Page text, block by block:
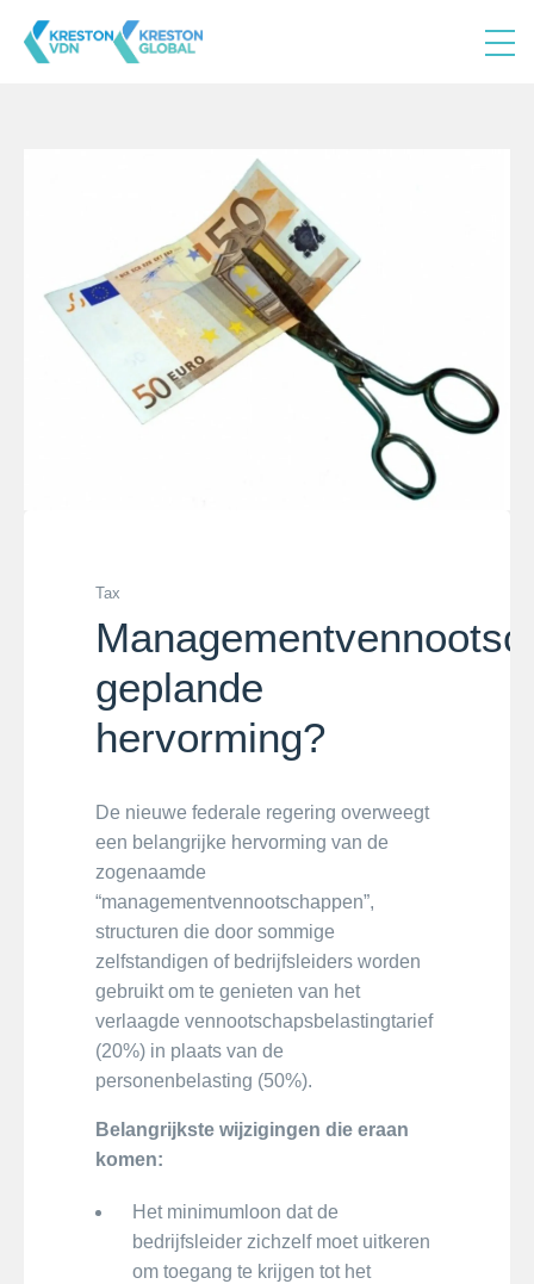
Tax
geplande
hervorming?
De nieuwe federale regering overweegt
een belangrijke hervorming van de
zogenaamde
“managementvennootschappen”,
structuren die door sommige
zelfstandigen of bedrijfsleiders worden
gebruikt om te genieten van het
verlaagde vennootschapsbelastingtarief
(20%) in plaats van de
personenbelasting (50%).
Belangrijkste wijzigingen die eraan
komen:
Het minimumloon dat de
bedrijfsleider zichzelf moet uitkeren
om toegang te krijgen tot het